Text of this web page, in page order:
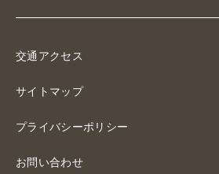
交通アクセス
サイトマップ
プライバシーポリシー
お問い合わせ